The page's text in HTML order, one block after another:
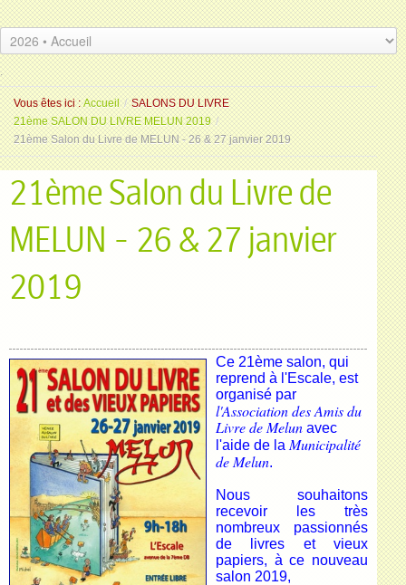
.
.
Vous êtes ici : Accueil / SALONS DU LIVRE
21ème SALON DU LIVRE MELUN 2019 /
21ème Salon du Livre de MELUN - 26 & 27 janvier 2019
21ème Salon du Livre de
MELUN - 26 & 27 janvier
2019
Ce 21ème salon, qui
reprend à l'Escale, est
organisé par
l'Association des Amis du
Livre de Melun avec
l'aide de la Municipalité
de Melun.
Nous souhaitons
recevoir les très
nombreux passionnés
de livres et vieux
papiers, à ce nouveau
salon 2019,